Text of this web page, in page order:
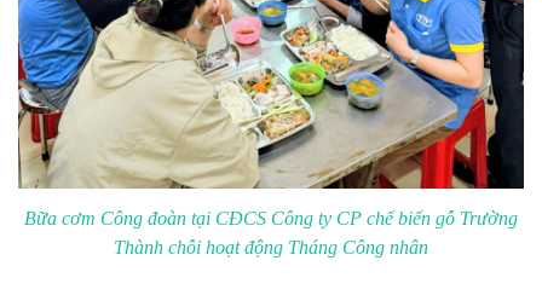
Bữa cơm Công đoàn tại CĐCS Công ty CP chế biến gỗ Trường
Thành chỗi hoạt động Tháng Công nhân